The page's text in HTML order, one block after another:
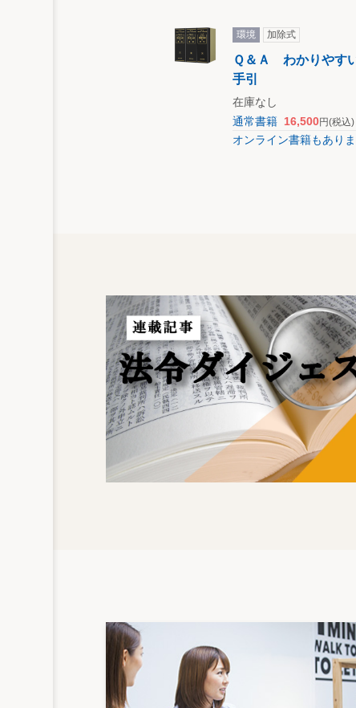
環境 加除式
Ｑ＆Ａ わかりやす
手引
在庫なし
通常書籍 16,500円(税込)
オンライン書籍もあり